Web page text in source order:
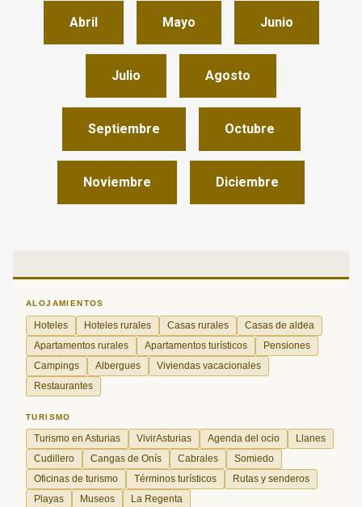
Abril Mayo Junio
Julio Agosto
Septiembre Octubre
Noviembre Diciembre